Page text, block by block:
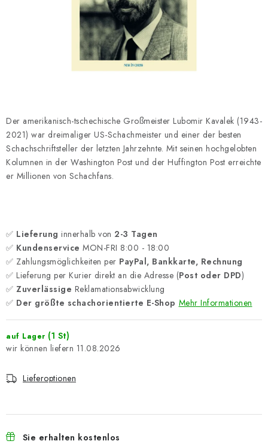
SCHACH-MERCH
SCHACH GESCHENKE
KONTAKT
Kontakt FAQ Über uns
Schachblog
Geschäftsbedingungen
Der amerikanisch-tschechische Großmeister Lubomir Kavalek (1943-
2021) war dreimaliger US-Schachmeister und einer der besten
Schachschriftsteller der letzten Jahrzehnte. Mit seinen hochgelobten
Kolumnen in der Washington Post und der Huffington Post erreichte
er Millionen von Schachfans.
✅ Lieferung innerhalb von 2-3 Tagen
✅ Kundenservice MON-FRI 8:00 - 18:00
✅ Zahlungsmöglichkeiten per PayPal, Bankkarte, Rechnung
✅ Lieferung per Kurier direkt an die Adresse (Post oder DPD)
✅ Zuverlässige Reklamationsabwicklung
✅ Der größte schachorientierte E-Shop Mehr Informationen
auf Lager (1 St)
11.08.2026
Lieferoptionen
Sie erhalten kostenlos